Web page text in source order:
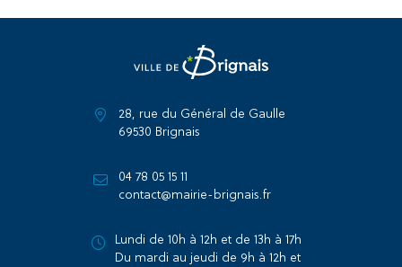
28, rue du Général de Gaulle
69530 Brignais
04 78 05 15 11
contact@mairie-brignais.fr
Lundi de 10h à 12h et de 13h à 17h
Du mardi au jeudi de 9h à 12h et